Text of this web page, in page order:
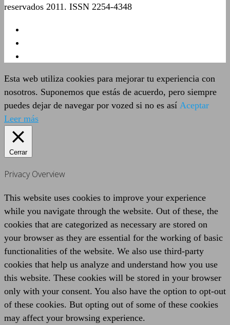
reservados 2011. ISSN 2254-4348
Esta web utiliza cookies para mejorar tu experiencia con
nosotros. Suponemos que estás de acuerdo, pero siempre
puedes dejar de navegar por vozed si no es así Aceptar
Leer más
Cerrar
Privacy Overview
This website uses cookies to improve your experience
while you navigate through the website. Out of these, the
cookies that are categorized as necessary are stored on
your browser as they are essential for the working of basic
functionalities of the website. We also use third-party
cookies that help us analyze and understand how you use
this website. These cookies will be stored in your browser
only with your consent. You also have the option to opt-out
of these cookies. But opting out of some of these cookies
may affect your browsing experience.